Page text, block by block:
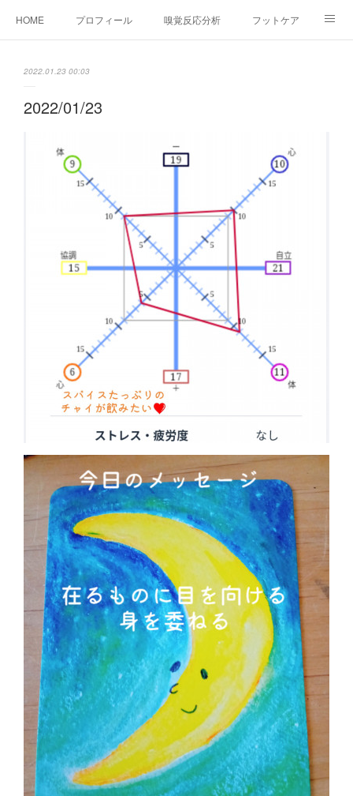
HOME プロフィール 嗅覚反応分析 フットケア
2022.01.23 00:03
2022/01/23